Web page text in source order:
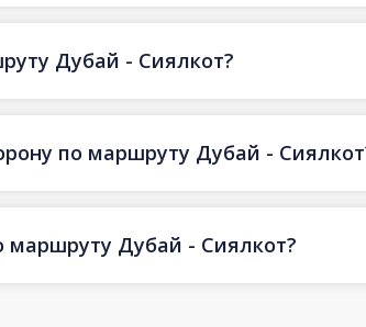
Дубай - Сиялкот?
по маршруту Дубай -
маршруту Дубай - Сиялкот?